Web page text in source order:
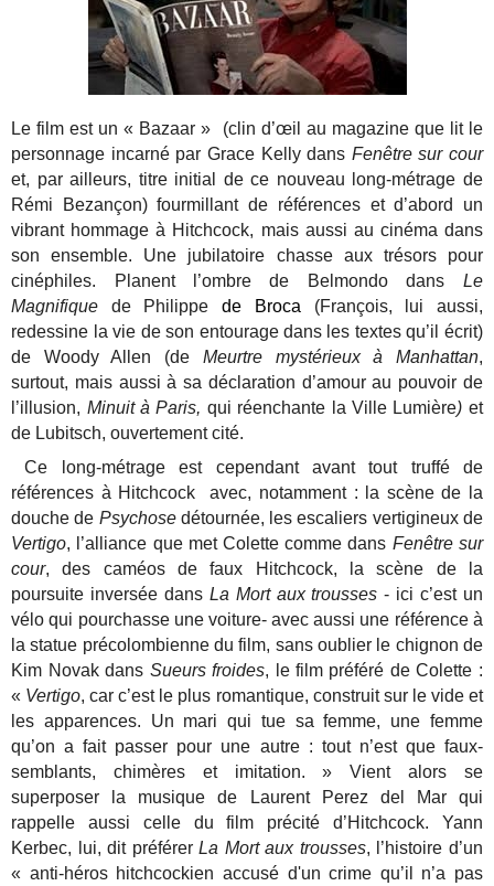
Le film est un « Bazaar » (clin d’œil au magazine que lit le
personnage incarné par Grace Kelly dans Fenêtre sur cour
et, par ailleurs, titre initial de ce nouveau long-métrage de
Rémi Bezançon) fourmillant de références et d’abord un
vibrant hommage à Hitchcock, mais aussi au cinéma dans
son ensemble. Une jubilatoire chasse aux trésors pour
cinéphiles. Planent l’ombre de Belmondo dans Le
Magnifique de Philippede Broca (François, lui aussi,
redessine la vie de son entourage dans les textes qu’il écrit)
de Woody Allen (de Meurtre mystérieux à Manhattan,
surtout, mais aussi à sa déclaration d’amour au pouvoir de
l’illusion, Minuit à Paris, qui réenchante la Ville Lumière) et
de Lubitsch, ouvertement cité.
Ce long-métrage est cependant avant tout truffé de
références à Hitchcock avec, notamment : la scène de la
douche de Psychosedétournée, les escaliers vertigineux de
Vertigo, l’alliance que met Colette comme dans Fenêtre sur
cour, des caméos de faux Hitchcock, la scène de la
poursuite inversée dans La Mort aux trousses - ici c’est un
vélo qui pourchasse une voiture- avec aussi une référence à
la statue précolombienne du film, sans oublier le chignon de
Kim Novak dans Sueurs froides, le film préféré de Colette :
« Vertigo, car c’est le plus romantique, construit sur le vide et
les apparences. Un mari qui tue sa femme, une femme
qu’on a fait passer pour une autre : tout n’est que faux-
semblants, chimères et imitation. » Vient alors se
superposer la musique de Laurent Perez del Mar qui
rappelle aussi celle du film précité d’Hitchcock. Yann
Kerbec, lui, dit préférerLa Mort aux trousses, l’histoire d’un
« anti-héros hitchcockien accusé d'un crime qu’il n’a pas